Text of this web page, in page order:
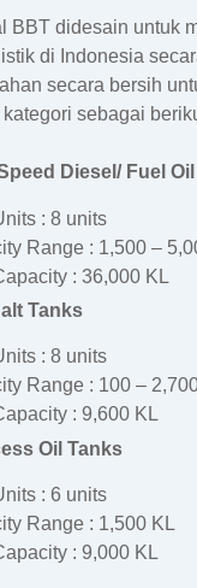
BBT didesain untuk
di Indonesia
secara bersih
sebagai
Diesel/ Fuel
: 8 units
Range : 1,500 –
: 36,000 KL
Tanks
: 8 units
Range : 100 –
: 9,600 KL
Oil Tanks
: 6 units
Range : 1,500 KL
: 9,000 KL